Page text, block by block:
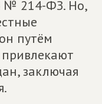
№ 214-ФЗ. Но,
путём
заключая